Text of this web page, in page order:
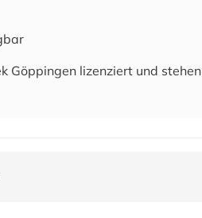
Göppingen lizenziert und stehen